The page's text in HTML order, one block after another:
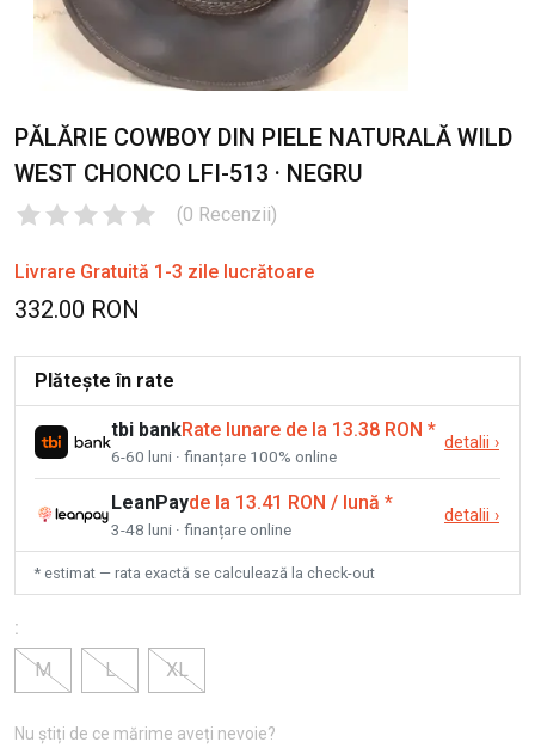
PĂLĂRIE COWBOY DIN PIELE NATURALĂ WILD
WEST CHONCO LFI-513 · NEGRU
(0 Recenzii)
Livrare Gratuită 1-3 zile lucrătoare
332.00 RON
Plătește în rate
tbi bankRate lunare de la 13.38 RON *
6-60 luni · finanțare 100% online
detalii ›
LeanPayde la 13.41 RON / lună *
3-48 luni · finanțare online
detalii ›
* estimat — rata exactă se calculează la check-out
:
M
L XL
Nu știți de ce mărime aveți nevoie?